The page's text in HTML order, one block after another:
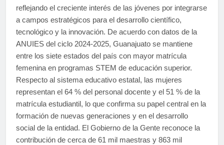
reflejando el creciente interés de las jóvenes por integrarse
a campos estratégicos para el desarrollo científico,
tecnológico y la innovación. De acuerdo con datos de la
ANUIES del ciclo 2024-2025, Guanajuato se mantiene
entre los siete estados del país con mayor matrícula
femenina en programas STEM de educación superior.
Respecto al sistema educativo estatal, las mujeres
representan el 64 % del personal docente y el 51 % de la
matrícula estudiantil, lo que confirma su papel central en la
formación de nuevas generaciones y en el desarrollo
social de la entidad. El Gobierno de la Gente reconoce la
contribución de cerca de 61 mil maestras y 863 mil